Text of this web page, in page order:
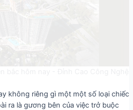
không riêng gì một một số loại chiếc
ra là gương bên của việc trở buộc